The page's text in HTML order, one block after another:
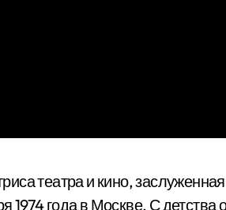
театра и кино,
1974 года в Москве. С детства